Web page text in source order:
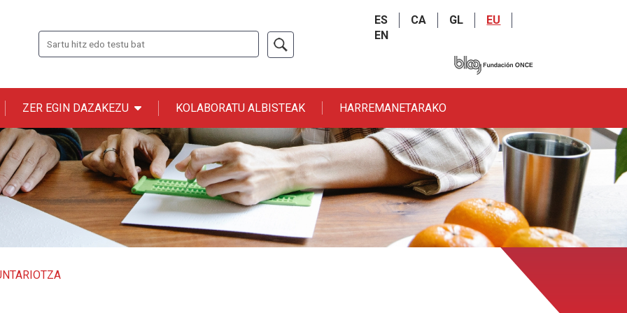
Bilatu
ES CA GL
EU
EN
ZER EGIN DAZAKEZU KOLABORATU ALBISTEAK HARREMANETARAKO